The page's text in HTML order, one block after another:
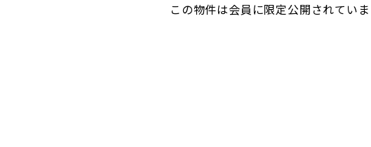
この物件は会員に限定公開されていま